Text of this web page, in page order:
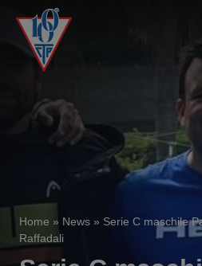
Home » News » Serie C maschile
Raffadali